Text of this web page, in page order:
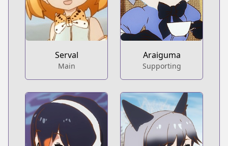
Serval
Main
Araiguma
Supporting